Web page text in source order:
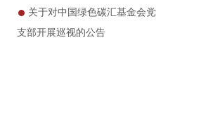
关于对中国绿色碳汇基金会党
支部开展巡视的公告